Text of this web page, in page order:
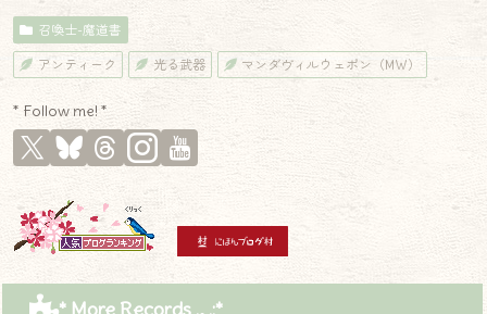
召喚士-魔道書
アンティーク 光る武器 マンダヴィルウェポン（MW）
* Follow me! *